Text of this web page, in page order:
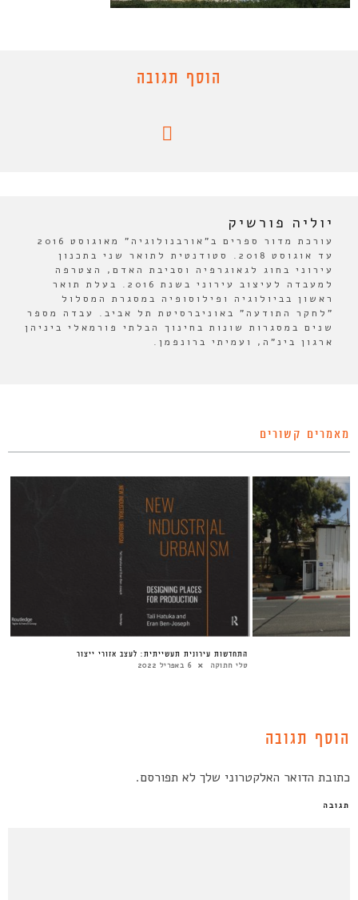
הוסף תגובה
יוליה פורשיק
עורכת מדור ספרים ב"אורבנולוגיה" מאוגוסט 2016
עד אוגוסט 2018. סטודנטית לתואר שני בתכנון
עירוני בחוג לגאוגרפיה וסביבת האדם, הצטרפה
למעבדה לעיצוב עירוני בשנת 2016. בעלת תואר
ראשון בביולוגיה ופילוסופיה במסגרת המסלול
"לחקר התודעה" באוניברסיטת תל אביב. עבדה מספר
שנים במסגרות שונות בחינוך הבלתי פורמאלי ביניהן
ארגון בינ"ה, ועמיתי ברונפמן.
מאמרים קשורים
התחדשות עירונית תעשייתית: לעצב אזורי ייצור
טלי חתוקה 6 באפריל 2022
הוסף תגובה
כתובת הדואר האלקטרוני שלך לא תפורסם.
תגובה